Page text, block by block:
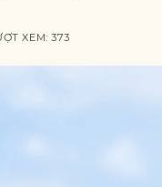
XEM: 373